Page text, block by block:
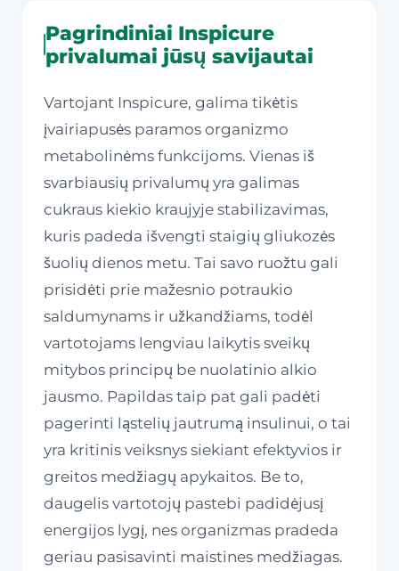
Pagrindiniai Inspicure
privalumai jūsų savijautai
Vartojant Inspicure, galima tikėtis
įvairiapusės paramos organizmo
metabolinėms funkcijoms. Vienas iš
svarbiausių privalumų yra galimas
cukraus kiekio kraujyje stabilizavimas,
kuris padeda išvengti staigių gliukozės
šuolių dienos metu. Tai savo ruožtu gali
prisidėti prie mažesnio potraukio
saldumynams ir užkandžiams, todėl
vartotojams lengviau laikytis sveikų
mitybos principų be nuolatinio alkio
jausmo. Papildas taip pat gali padėti
pagerinti ląstelių jautrumą insulinui, o tai
yra kritinis veiksnys siekiant efektyvios ir
greitos medžiagų apykaitos. Be to,
daugelis vartotojų pastebi padidėjusį
energijos lygį, nes organizmas pradeda
geriau pasisavinti maistines medžiagas.